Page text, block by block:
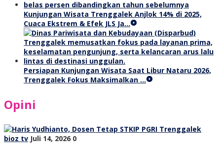
Kunjungan Wisata Trenggalek Anjlok 14% di 2025,
Cuaca Ekstrem & Efek JLS Ja…
Persiapan Kunjungan Wisata Saat Libur Nataru 2026,
Trenggalek Fokus Maksimalkan …
Opini
bioz tv Juli 14, 2026 0